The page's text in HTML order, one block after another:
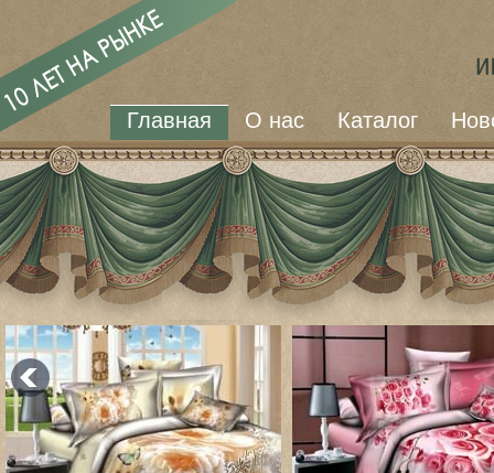
Главная О нас Каталог